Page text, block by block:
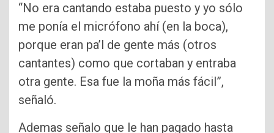
“No era cantando estaba puesto y yo sólo
me ponía el micrófono ahí (en la boca),
porque eran pa’l de gente más (otros
cantantes) como que cortaban y entraba
otra gente. Esa fue la moña más fácil”,
señaló.
Ademas señalo que le han pagado hasta